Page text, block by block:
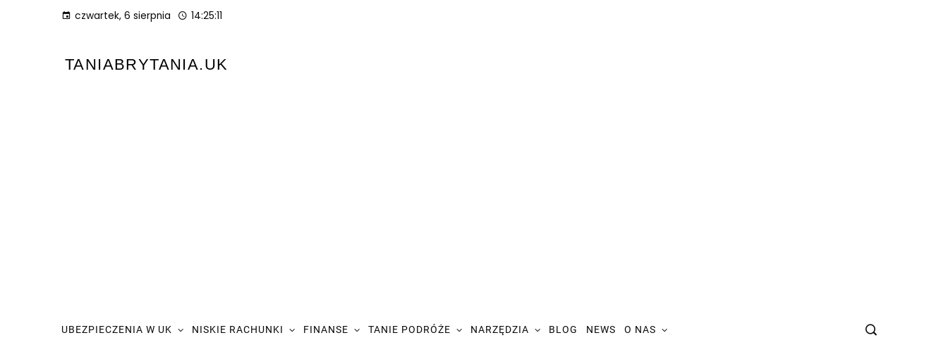
czwartek, 6 sierpnia 14:25:11
TANIABRYTANIA.UK
UBEZPIECZENIA W UK NISKIE RACHUNKI FINANSE TANIE PODRÓŻE NARZĘDZIA BLOG NEWS O NAS